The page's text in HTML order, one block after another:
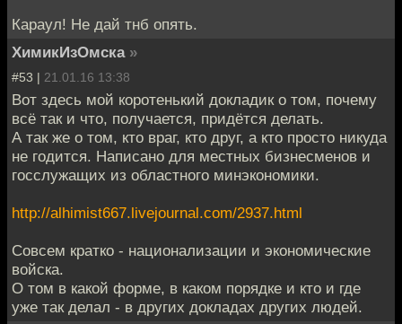
Караул! Не дай тнб опять.
ХимикИзОмска »
#53 | 21.01.16 13:38
Вот здесь мой коротенький докладик о том, почему
всё так и что, получается, придётся делать.
А так же о том, кто враг, кто друг, а кто просто никуда
не годится. Написано для местных бизнесменов и
госслужащих из областного минэкономики.
http://alhimist667.livejournal.com/2937.html
Совсем кратко - национализации и экономические
войска.
О том в какой форме, в каком порядке и кто и где
уже так делал - в других докладах других людей.